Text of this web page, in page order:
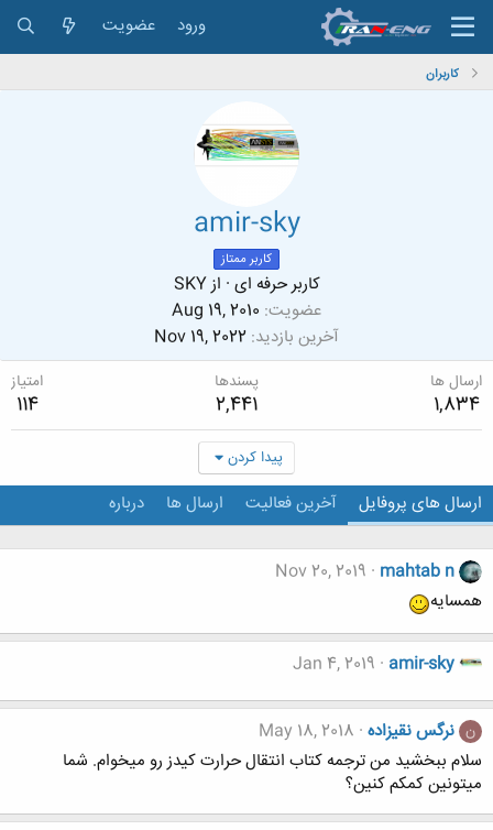
ورود عضویت
کاربران
amir-sky
کاربر ممتاز
کاربر حرفه ای · ازSKY
عضویت Aug 19, 2010
آخرین بازدید Nov 19, 2022
ارسال ها
1,834
پسندها
2,441
امتیاز
114
پیدا کردن
ارسال های پروفایل آخرین فعالیت ارسال ها درباره
mahtab n
Nov 20, 2019
همسایه
amir-sky
Jan 4, 2019
ن نرگس نقیزاده May 18, 2018
سلام‌ ببخشید من ترجمه کتاب انتقال حرارت کیدز رو میخوام. شما
میتونین کمکم کنین؟